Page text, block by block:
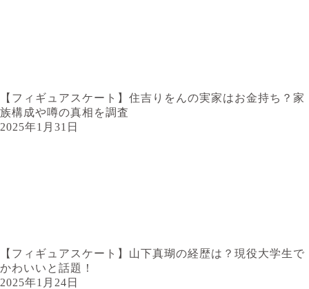
【フィギュアスケート】住吉りをんの実家はお金持ち？家
族構成や噂の真相を調査
2025年1月31日
【フィギュアスケート】山下真瑚の経歴は？現役大学生で
かわいいと話題！
2025年1月24日